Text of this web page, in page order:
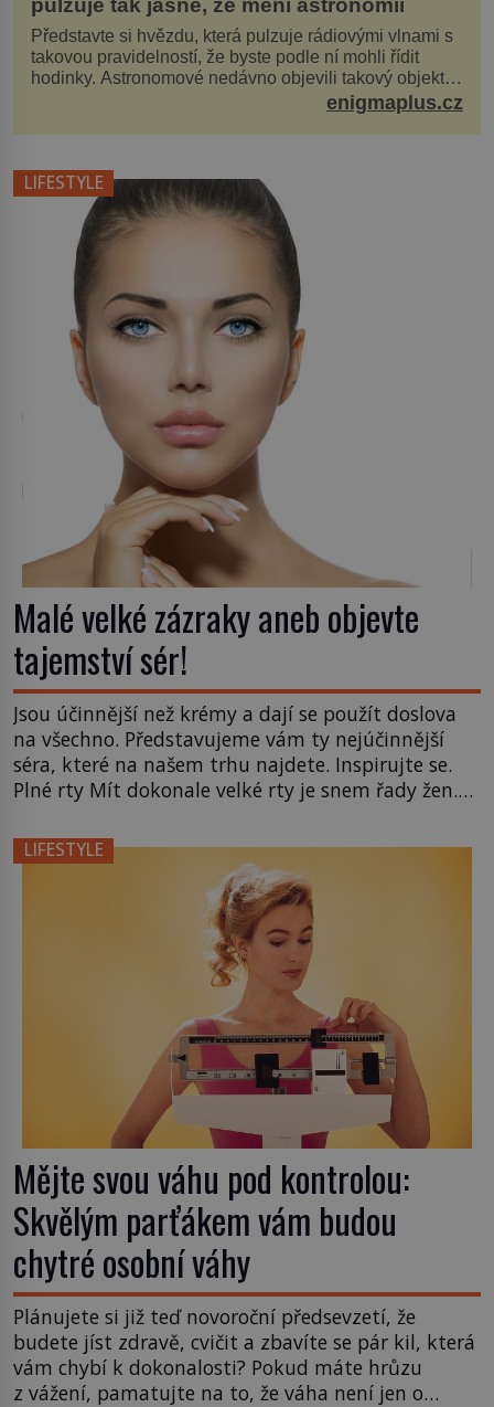
pulzuje tak jasně, že mění astronomii
Představte si hvězdu, která pulzuje rádiovými vlnami s
takovou pravidelností, že byste podle ní mohli řídit
hodinky. Astronomové nedávno objevili takový objekt v
enigmaplus.cz
LIFESTYLE
Malé velké zázraky aneb objevte
tajemství sér!
Jsou účinnější než krémy a dají se použít doslova
na všechno. Představujeme vám ty nejúčinnější
séra, které na našem trhu najdete. Inspirujte se.
Plné rty Mít dokonale velké rty je snem řady žen.
nedalo se s ní nic moc dělat. Dnes si však můžete
zakoupit přípravky, které dodají rtům […]
LIFESTYLE
Mějte svou váhu pod kontrolou:
Skvělým parťákem vám budou
chytré osobní váhy
Plánujete si již teď novoroční předsevzetí, že
budete jíst zdravě, cvičit a zbavíte se pár kil, která
vám chybí k dokonalosti? Pokud máte hrůzu
z vážení, pamatujte na to, že váha není jen o